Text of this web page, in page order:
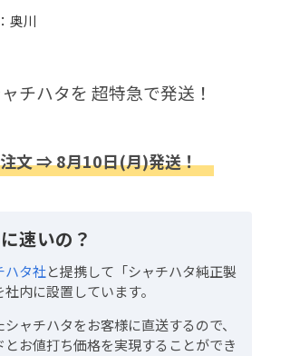
奥川
チハタを 超特急で発送！
文 ⇒ 8月10日(月)発送！
速いの？
ハタ社と提携して「シャチハタ純正製
内に設置しています。
ャチハタをお客様に直送するので、
お値打ち価格を実現することができ